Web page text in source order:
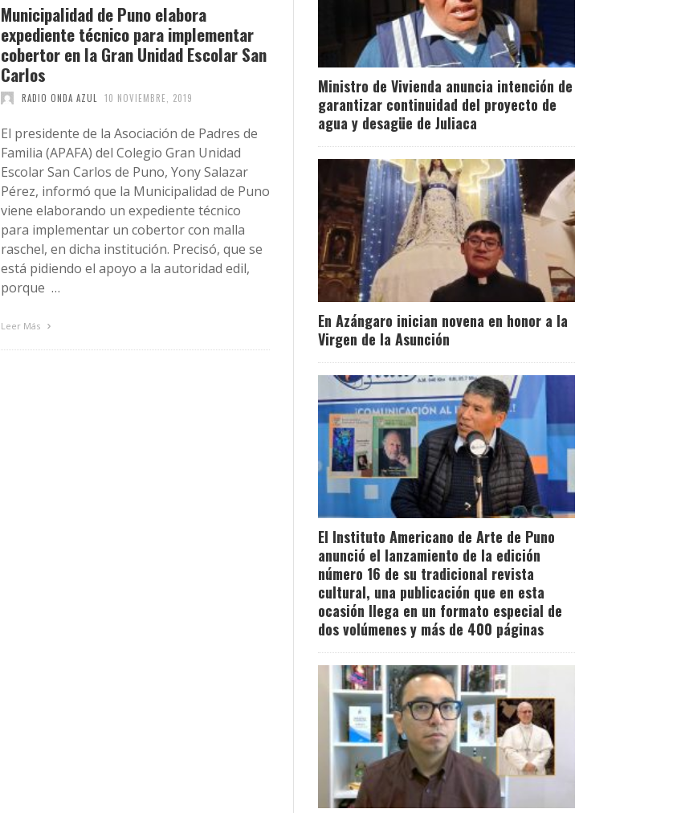
Municipalidad de Puno elabora
expediente técnico para implementar
cobertor en la Gran Unidad Escolar San
Carlos
RADIO ONDA AZUL 10 NOVIEMBRE, 2019
El presidente de la Asociación de Padres de
Familia (APAFA) del Colegio Gran Unidad
Escolar San Carlos de Puno, Yony Salazar
Pérez, informó que la Municipalidad de Puno
viene elaborando un expediente técnico
para implementar un cobertor con malla
raschel, en dicha institución. Precisó, que se
está pidiendo el apoyo a la autoridad edil,
porque …
Leer Más
Ministro de Vivienda anuncia intención de
garantizar continuidad del proyecto de
agua y desagüe de Juliaca
En Azángaro inician novena en honor a la
Virgen de la Asunción
El Instituto Americano de Arte de Puno
anunció el lanzamiento de la edición
número 16 de su tradicional revista
cultural, una publicación que en esta
ocasión llega en un formato especial de
dos volúmenes y más de 400 páginas